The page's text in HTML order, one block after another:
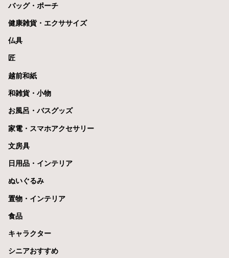
バッグ・ポーチ
健康雑貨・エクササイズ
仏具
匠
越前和紙
和雑貨・小物
お風呂・バスグッズ
家電・スマホアクセサリー
文房具
日用品・インテリア
ぬいぐるみ
置物・インテリア
食品
キャラクター
シニアおすすめ